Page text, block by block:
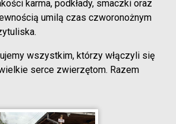
karma, podkłady, smaczki oraz
umilą czas czworonożnym
wszystkim, którzy włączyli się
serce zwierzętom. Razem